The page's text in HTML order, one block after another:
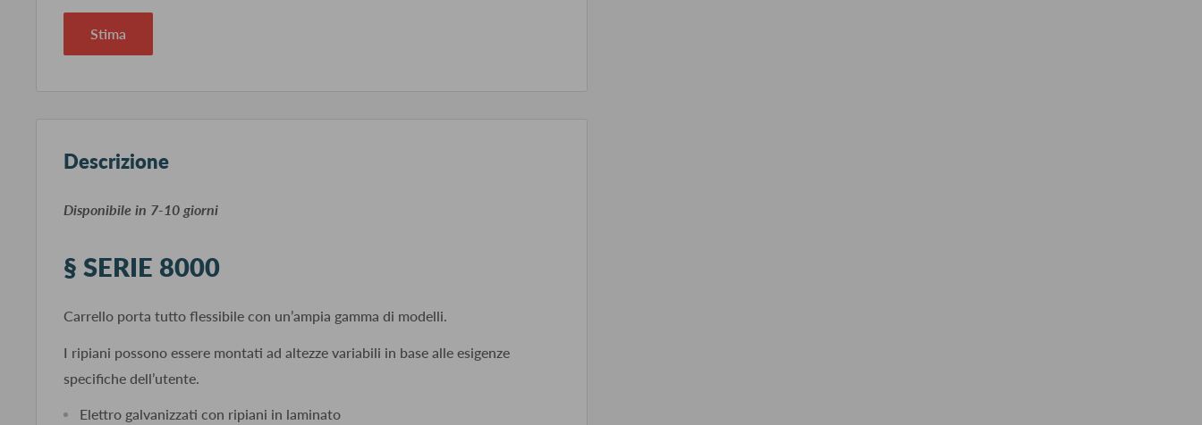
Stima
Descrizione
​Disponibile in 7-10 giorni
§ SERIE 8000
Carrello porta tutto flessibile con un’ampia gamma di modelli.
I ripiani possono essere montati ad altezze variabili in base alle esigenze
specifiche dell’utente.
Elettro galvanizzati con ripiani in laminato